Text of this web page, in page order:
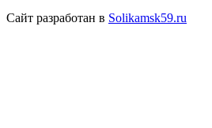
Сайт разработан в Solikamsk59.ru